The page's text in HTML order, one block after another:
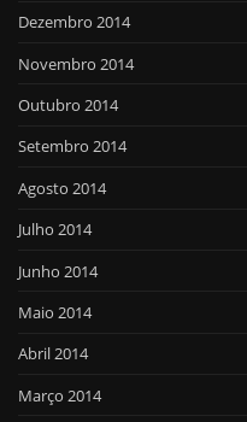
Dezembro 2014
Novembro 2014
Outubro 2014
Setembro 2014
Agosto 2014
Julho 2014
Junho 2014
Maio 2014
Abril 2014
Março 2014